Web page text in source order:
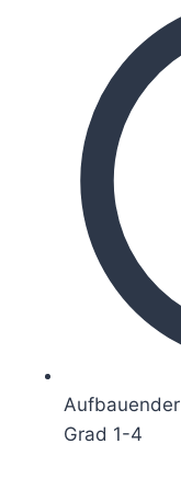
Aufbauender
Grad 1-4